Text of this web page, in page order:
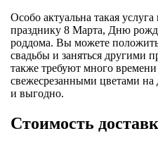
Особо актуальна такая
празднику 8 Марта, Дню
роддома. Вы можете
свадьбы и заняться другими
также требуют много
свежесрезанными цветами
и выгодно.
Стоимость